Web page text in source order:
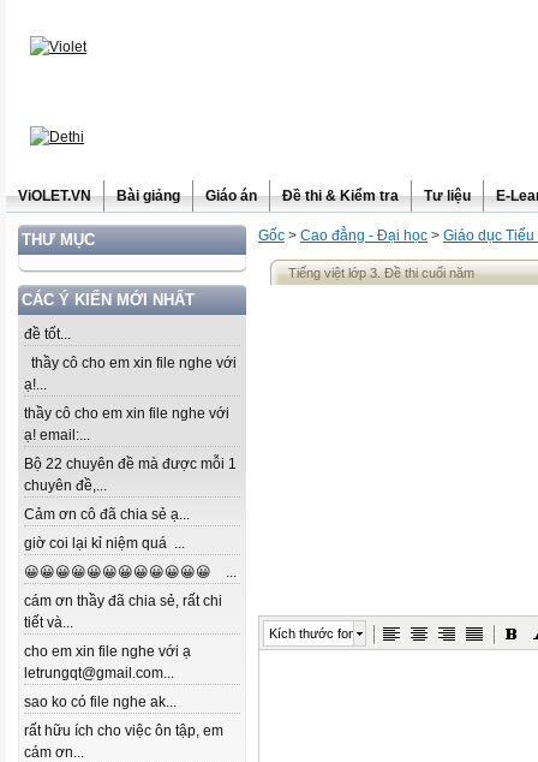
ViOLET.VN Bài giảng Giáo án Đề thi & Kiểm tra Tư liệu E-
THƯ MỤC
CÁC Ý KIẾN MỚI NHẤT
đề tốt...
thầy cô cho em xin file nghe với
ạ!...
thầy cô cho em xin file nghe với
ạ! email:...
Bộ 22 chuyên đề mà được mỗi 1
chuyên đề,...
Cảm ơn cô đã chia sẻ ạ...
giờ coi lại kỉ niệm quá ...
😀😀😀😀😀😀😀😀😀😀😀😀 ...
cám ơn thầy đã chia sẻ, rất chi
tiết và...
cho em xin file nghe với ạ
letrungqt@gmail.com...
sao ko có file nghe ak...
rất hữu ích cho việc ôn tập, em
cám ơn...
Gốc > Cao đẳng - Đại học > Giáo dục Tiểu
Tiếng việt lớp 3. Đề thi cuối năm
Kích thước font